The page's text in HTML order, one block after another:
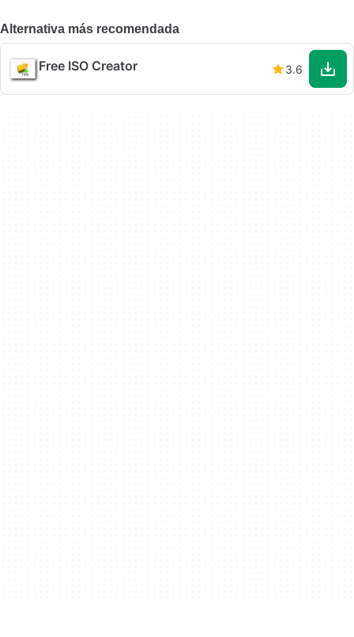
Alternativa más recomendada
Free ISO Creator 3.6